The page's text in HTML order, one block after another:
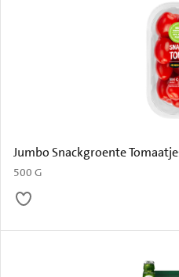
Jumbo Snackgroente
500 G